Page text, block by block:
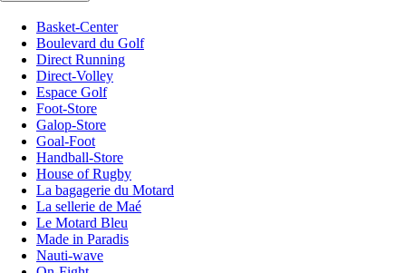
Basket-Center
Boulevard du Golf
Direct Running
Direct-Volley
Espace Golf
Foot-Store
Galop-Store
Goal-Foot
Handball-Store
House of Rugby
La bagagerie du Motard
La sellerie de Maé
Le Motard Bleu
Made in Paradis
Nauti-wave